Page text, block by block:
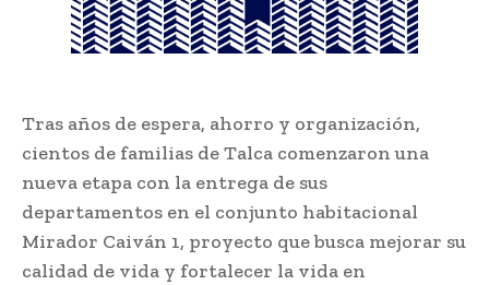
Tras años de espera, ahorro y organización,
cientos de familias de Talca comenzaron una
nueva etapa con la entrega de sus
departamentos en el conjunto habitacional
Mirador Caiván 1, proyecto que busca mejorar su
calidad de vida y fortalecer la vida en